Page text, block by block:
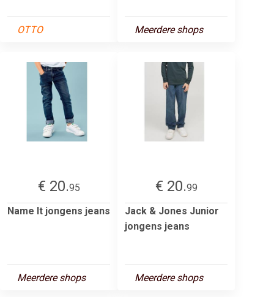
OTTO Meerdere shops
€ 20.95
Name It jongens jeans
Meerdere shops
€ 20.99
Jack & Jones Junior
jongens jeans
Meerdere shops